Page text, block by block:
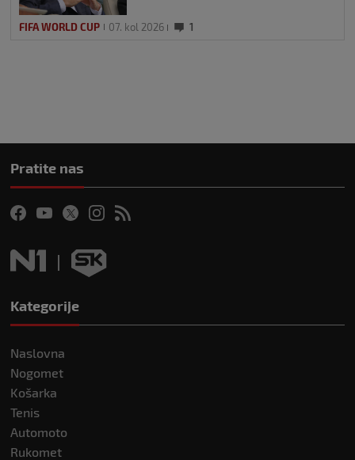
FIFA WORLD CUP 07. kol 2026 1
Pratite nas
Kategorije
Naslovna
Nogomet
Košarka
Tenis
Automoto
Rukomet